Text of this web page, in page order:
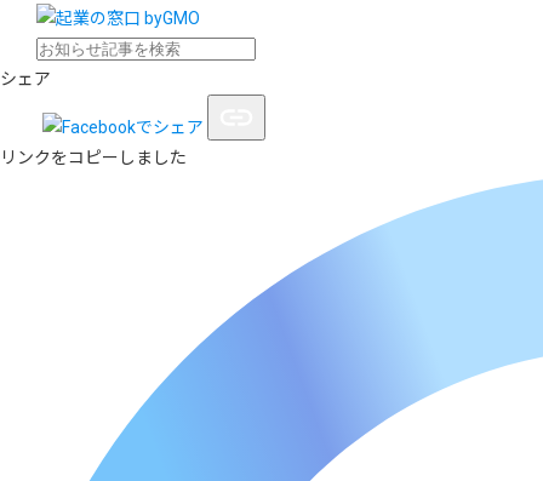
シェア
リンクをコピーしました